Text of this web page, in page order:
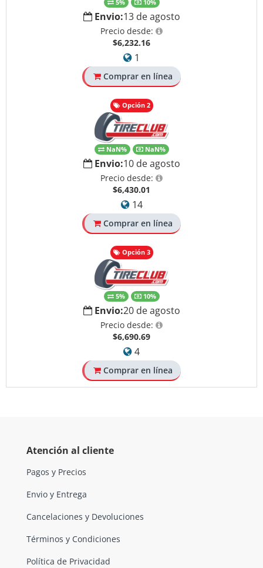
5% 10%
Envio:13 de agosto
Precio desde:
$6,232.16
1
Comprar en línea
Opción 2
NaN% NaN%
Envio:10 de agosto
Precio desde:
$6,430.01
14
Comprar en línea
Opción 3
5% 10%
Envio:20 de agosto
Precio desde:
$6,690.69
4
Comprar en línea
Atención al cliente
Pagos y Precios
Envio y Entrega
Cancelaciones y Devoluciones
Términos y Condiciones
Política de Privacidad